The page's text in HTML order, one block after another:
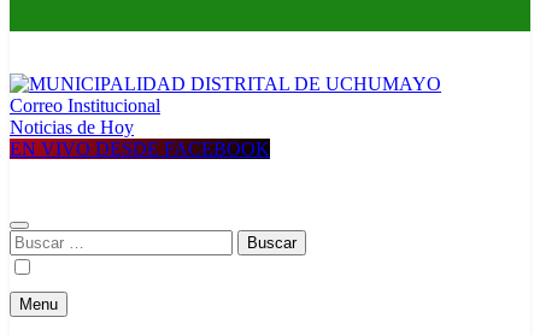
MUNICIPALIDAD DISTRITAL DE UCHUMAYO
Construyendo una nueva Historia
Correo Institucional
Noticias de Hoy
EN VIVO DESDE FACEBOOK
Buscar:
Menu